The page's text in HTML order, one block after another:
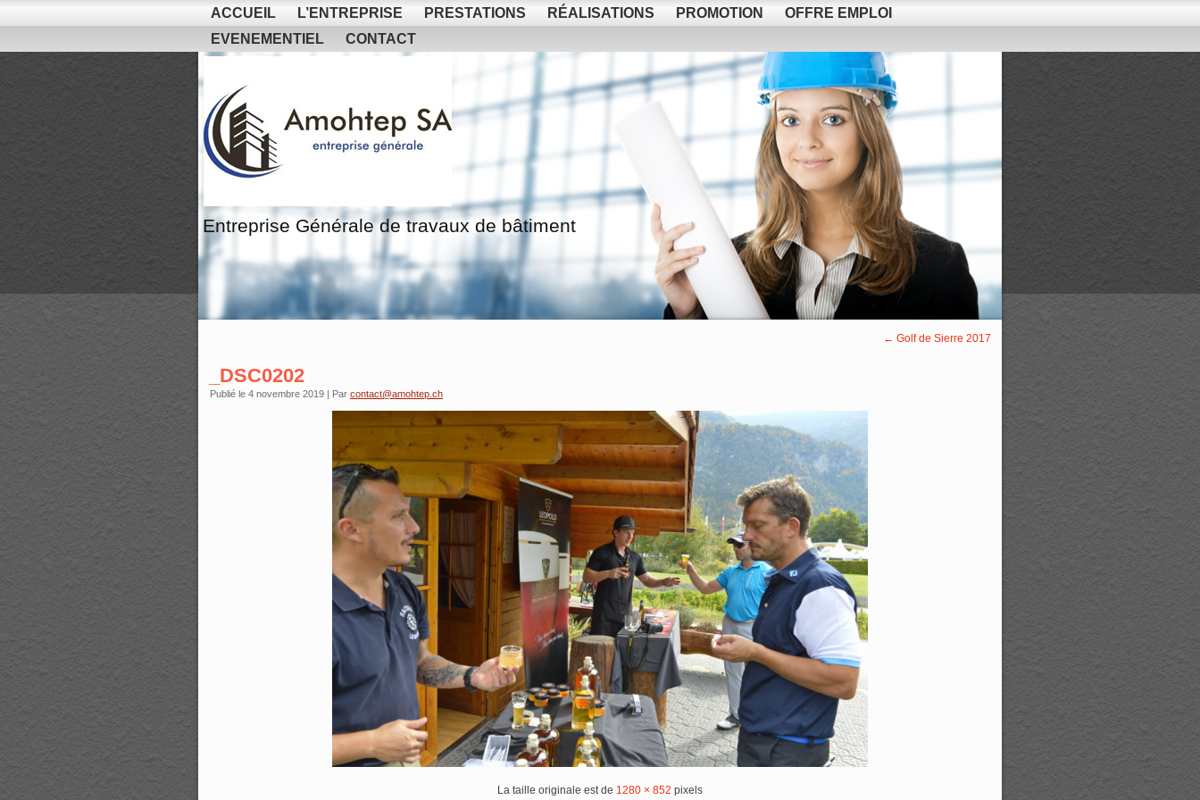
ACCUEIL L’ENTREPRISE PRESTATIONS RÉALISATIONS PROMOTION
OFFRE EMPLOI
EVENEMENTIEL
CONTACT
Entreprise Générale de travaux de bâtiment
← Golf de Sierre 2017
_DSC0202
Publié le 4 novembre 2019 | Par contact@amohtep.ch
La taille originale est de 1280 × 852 pixels